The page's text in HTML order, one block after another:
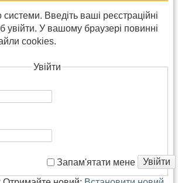
Введіть ваші реєстраційні
увійти. У вашому браузері повинні
cookies.
Увійти
Запам'ятати мене Увійти